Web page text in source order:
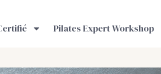
Pilates Expert Workshop